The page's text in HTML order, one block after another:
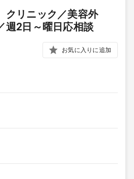
クリニック／美容外
週2日～曜日応相談
お気に入りに追加